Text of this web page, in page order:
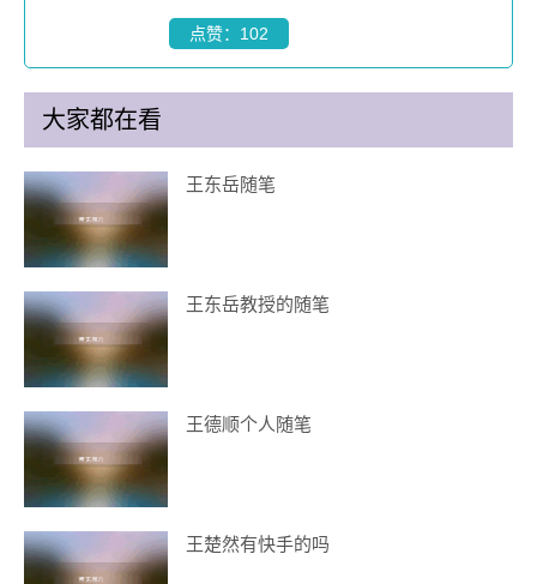
点赞：102
大家都在看
王东岳随笔
王东岳教授的随笔
王德顺个人随笔
王楚然有快手的吗